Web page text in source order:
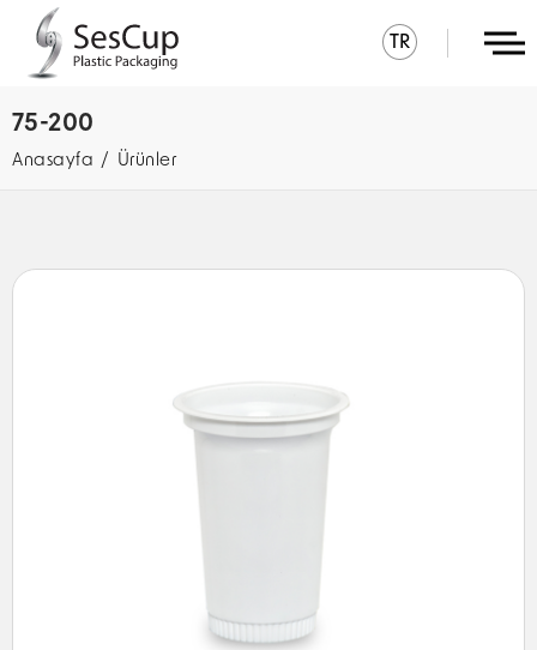
TR
75-200
Anasayfa Ürünler